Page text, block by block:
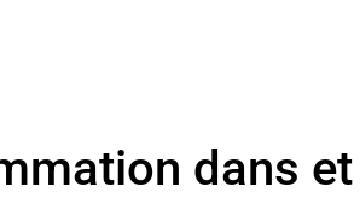
dans